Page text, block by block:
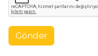
Gönder